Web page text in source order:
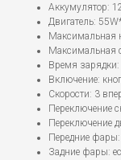
Аккумулятор:
Двигатель:
Максимальная
Максимальная
Время зарядки:
Включение:
Скорости: 3
Переключение
Переключение
Передние фары:
Задние фары: